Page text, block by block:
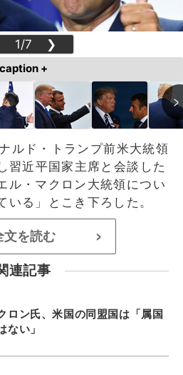
1/7 ❯
caption +
ルド・トランプ前米大統領
習近平国家主席と会談した
ル・マクロン大統領につい
いる」とこき下ろした。
文を読む >
連記事
ロン氏、米国の同盟国は「属国
ない」